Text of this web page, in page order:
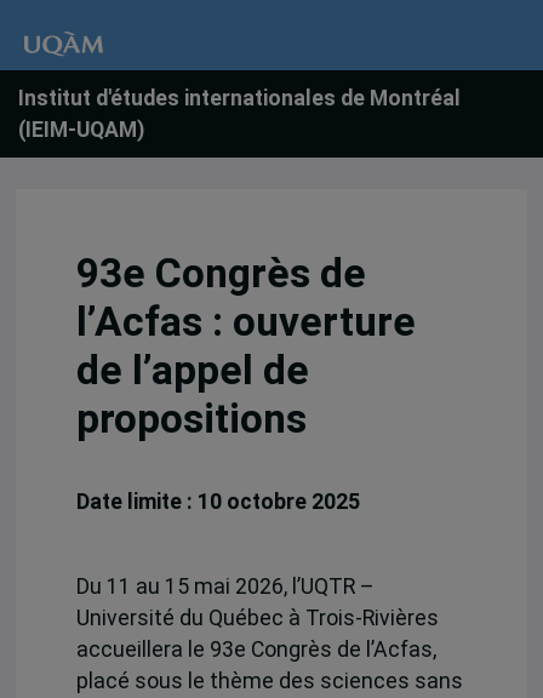
Institut d'études internationales de Montréal
(IEIM-UQAM)
93e Congrès de
l’Acfas : ouverture
de l’appel de
propositions
Date limite : 10 octobre 2025
Du 11 au 15 mai 2026, l’UQTR –
Université du Québec à Trois-Rivières
accueillera le 93e Congrès de l’Acfas,
placé sous le thème des sciences sans